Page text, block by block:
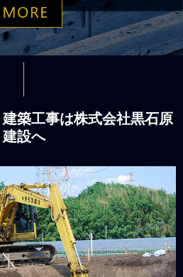
築工事は株式会社黒石原
建設へ